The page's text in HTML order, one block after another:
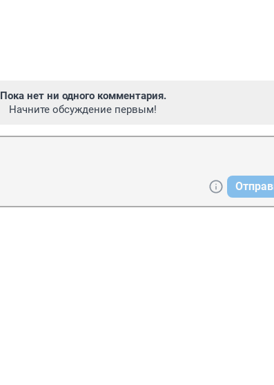
Пока нет ни одного комментария.
Начните обсуждение первым!